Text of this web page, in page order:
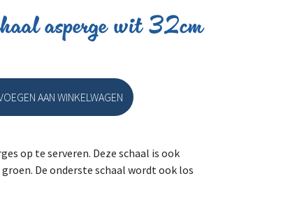
asperge wit 32cm
wit 32cm aantal
AAN WINKELWAGEN
op te serveren. Deze schaal is ook
De onderste schaal wordt ook los